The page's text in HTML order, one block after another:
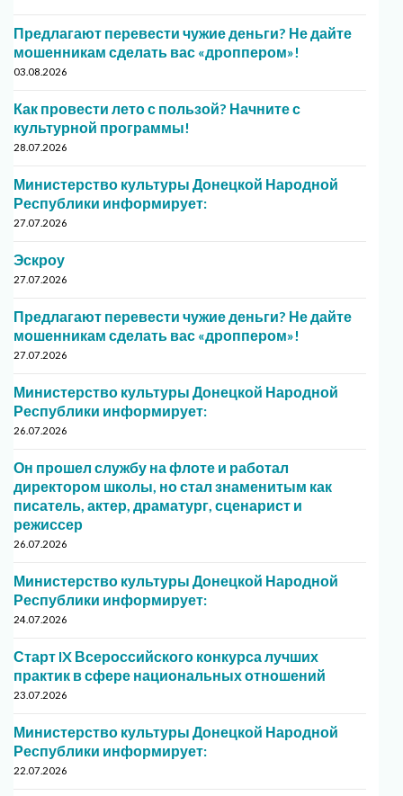
Предлагают перевести чужие деньги? Не дайте
мошенникам сделать вас «дроппером»!
03.08.2026
Как провести лето с пользой? Начните с
культурной программы!
28.07.2026
Министерство культуры Донецкой Народной
Республики информирует:
27.07.2026
Эскроу
27.07.2026
Предлагают перевести чужие деньги? Не дайте
мошенникам сделать вас «дроппером»!
27.07.2026
Министерство культуры Донецкой Народной
Республики информирует:
26.07.2026
Он прошел службу на флоте и работал
директором школы, но стал знаменитым как
писатель, актер, драматург, сценарист и
режиссер
26.07.2026
Министерство культуры Донецкой Народной
Республики информирует:
24.07.2026
Старт IX Всероссийского конкурса лучших
практик в сфере национальных отношений
23.07.2026
Министерство культуры Донецкой Народной
Республики информирует:
22.07.2026